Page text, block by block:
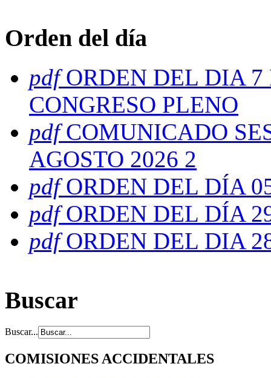
Orden del día
pdf ORDEN DEL DIA 7
CONGRESO PLENO
pdf COMUNICADO
AGOSTO 2026 2
pdf ORDEN DEL DÍA
pdf ORDEN DEL DÍA
pdf ORDEN DEL DIA
xnxx
Hindi
Videos
Buscar
Buscar...
COMISIONES ACCIDENTALES